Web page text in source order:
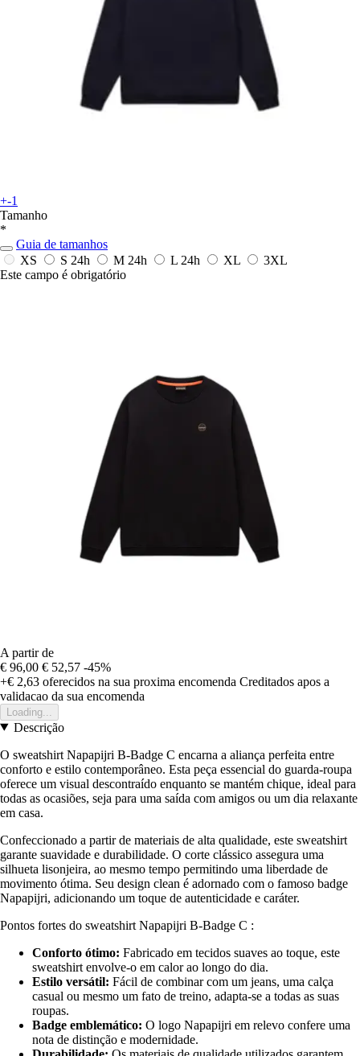
+-1
Tamanho
*
Guia de tamanhos
XS
S 24h M 24h L 24h XL
3XL
Este campo é obrigatório
A partir de
€ 96,00 € 52,57 -45%
+€ 2,63 oferecidos na sua proxima encomenda Creditados apos a
validacao da sua encomenda
Loading...
Descrição
O sweatshirt Napapijri B-Badge C encarna a aliança perfeita entre
conforto e estilo contemporâneo. Esta peça essencial do guarda-roupa
oferece um visual descontraído enquanto se mantém chique, ideal para
todas as ocasiões, seja para uma saída com amigos ou um dia relaxante
em casa.
Confeccionado a partir de materiais de alta qualidade, este sweatshirt
garante suavidade e durabilidade. O corte clássico assegura uma
silhueta lisonjeira, ao mesmo tempo permitindo uma liberdade de
movimento ótima. Seu design clean é adornado com o famoso badge
Napapijri, adicionando um toque de autenticidade e caráter.
Pontos fortes do sweatshirt Napapijri B-Badge C :
Conforto ótimo: Fabricado em tecidos suaves ao toque, este
sweatshirt envolve-o em calor ao longo do dia.
Estilo versátil: Fácil de combinar com um jeans, uma calça
casual ou mesmo um fato de treino, adapta-se a todas as suas
roupas.
Badge emblemático: O logo Napapijri em relevo confere uma
nota de distinção e modernidade.